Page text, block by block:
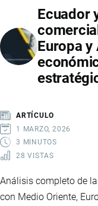
SU
EN
EL
Ecuador
Europa
ARTÍCULO
1 MARZO, 2026
3 MINUTOS
28 VISTAS
Análisis completo de
con Medio Oriente,